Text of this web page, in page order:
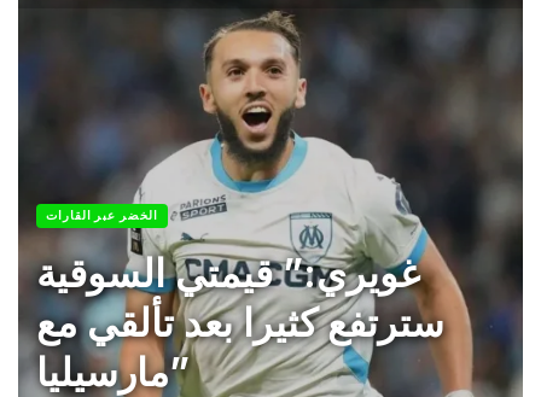
الخضر عبر القارات
غويري:” قيمتي السوقية
سترتفع كثيرا بعد تألقي مع
مارسيليا”